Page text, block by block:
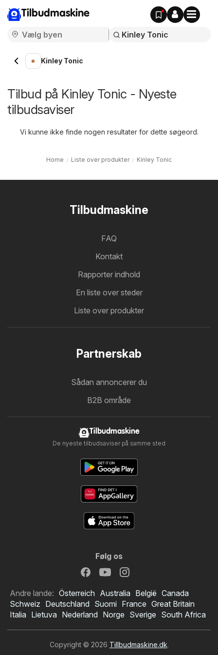
Tilbudmaskine
Kinley Tonic
Tilbud på Kinley Tonic - Nyeste
tilbudsaviser
Vi kunne ikke finde nogen resultater for dette søgeord.
Home Liste over produkter Kinley Tonic
Tilbudmaskine
FAQ
Kontakt
Rapporter indhold
En liste over steder
Liste over produkter
Partnerskab
Sådan annoncerer du
B2B område
Tilbudmaskine
De nyeste tilbudsaviser på samme sted
Følg os
Andre lande: Österreich Australia België Canada
Schweiz Deutschland Suomi France Great Britain
Italia Lietuva Nederland Norge Sverige South Africa
Copyright © 2026 Tillbudmaskine.dk.